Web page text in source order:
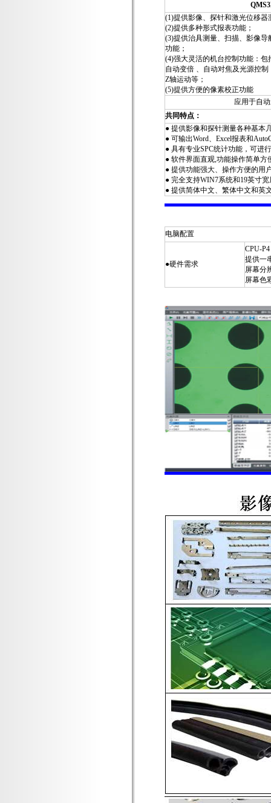
(1)提供影像、探针和激光位移器
(2)提供多种形式报表功能；
(3)提供治具测量、扫描、影像
功能；
(4)强大灵活的机台控制功能：
自动变倍 、自动对焦及光源控
Z轴运动等；
(5)提供方便的像素校正功能
应用于自
共同特点：
● 提供影像和探针测量各种基本
● 可输出Word、 Excel报表和
● 具有专业SPC统计功能，可进
● 软件界面直观,功能操作简单方
● 提供功能强大、操作方便的用
● 完全支持WIN7系统和19英寸宽
● 提供简体中文、繁体中文和英
电脑配置
●硬件需求
CPU-
提供一
屏幕分
屏幕色